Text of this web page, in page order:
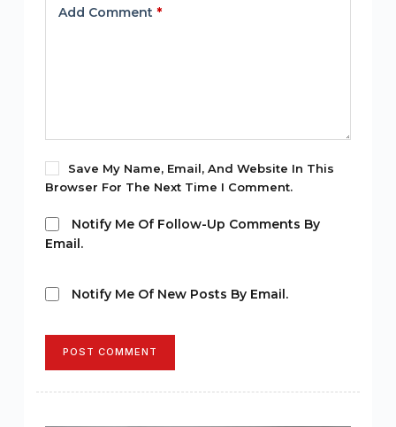
Add Comment *
Save My Name, Email, And Website In This
Browser For The Next Time I Comment.
Notify Me Of Follow-Up Comments By
Email.
Notify Me Of New Posts By Email.
POST COMMENT